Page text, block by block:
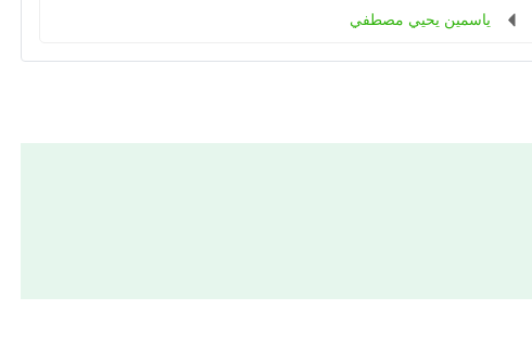
ياسمين يحيي مصطفي